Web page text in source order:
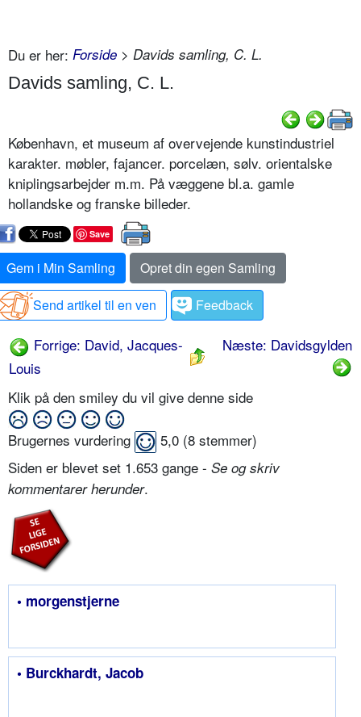
Du er her: Forside > Davids samling, C. L.
Davids samling, C. L.
København, et museum af overvejende kunstindustriel
karakter. møbler, fajancer. porcelæn, sølv. orientalske
kniplingsarbejder m.m. På væggene bl.a. gamle
hollandske og franske billeder.
Save
Gem i Min Samling
Opret din egen Samling
Send artikel til en ven
Feedback
Forrige: David, Jacques-
Louis
Næste: Davidsgylden
Klik på den smiley du vil give denne side
Brugernes vurdering 5,0 (8 stemmer)
Siden er blevet set 1.653 gange - Se og skriv
kommentarer herunder.
• morgenstjerne
• Burckhardt, Jacob